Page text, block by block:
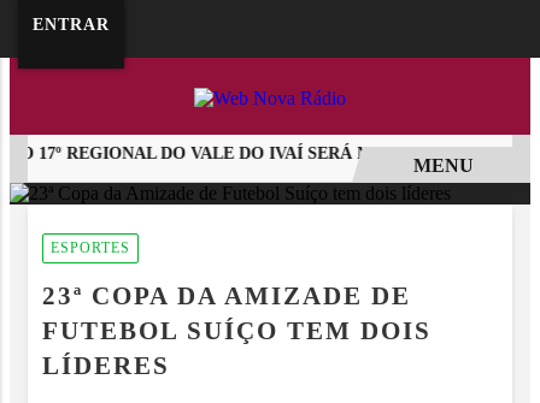
google.com, pub-5218898159836688, DIRECT, f08c47fec0942fa0
ENTRAR
17º REGIONAL DO VALE DO IVAÍ SERÁ NO DIA 16 DE AGOSTO
MENU
ESPORTES
23ª COPA DA AMIZADE DE
FUTEBOL SUÍÇO TEM DOIS
LÍDERES